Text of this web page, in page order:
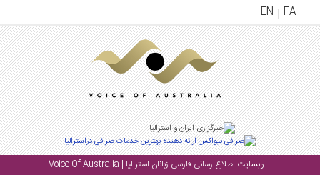
FA
EN
وبسایت اطلاع رسانی فارسی زبانان استرالیا | Voice Of Australia
منوی
اصلی
خانه
جشن